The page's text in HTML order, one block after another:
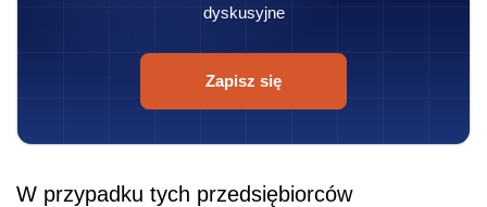
dyskusyjne
Zapisz się
W przypadku tych przedsiębiorców